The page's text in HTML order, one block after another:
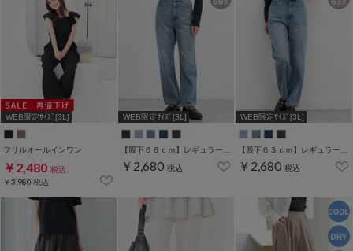
WEB限定ｻｲｽﾞ[3L]
フリルオールインワン
￥2,480 税込
￥3,980税込
WEB限定ｻｲｽﾞ[3L]
【股下６６ｃｍ】レギュラーストレート(股下63/66/70cm展開)
￥2,680 税込
WEB限定ｻｲｽﾞ[3L]
【股下６３ｃｍ】レギュラーストレート(股下63/66/70cm展開)
￥2,680 税込